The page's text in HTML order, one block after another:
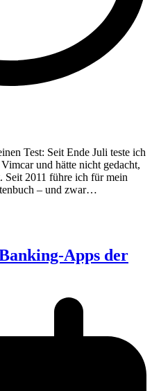
Test: Seit Ende Juli teste ich
und hätte nicht gedacht,
Seit 2011 führe ich für mein
– und zwar…
Apps der